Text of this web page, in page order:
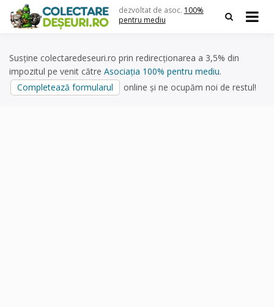
content
dezvoltat de asoc. 100%
pentru mediu
Susține colectaredeseuri.ro prin redirecționarea a 3,5% din
impozitul pe venit către Asociația 100% pentru mediu.
Completează formularul
online și ne ocupăm noi de restul!